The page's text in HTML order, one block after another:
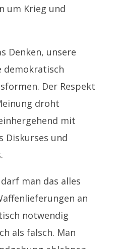
um Krieg und
Denken, unsere
demokratisch
Der Respekt
droht
mit
Diskurses und
man das alles
an
notwendig
als falsch. Man